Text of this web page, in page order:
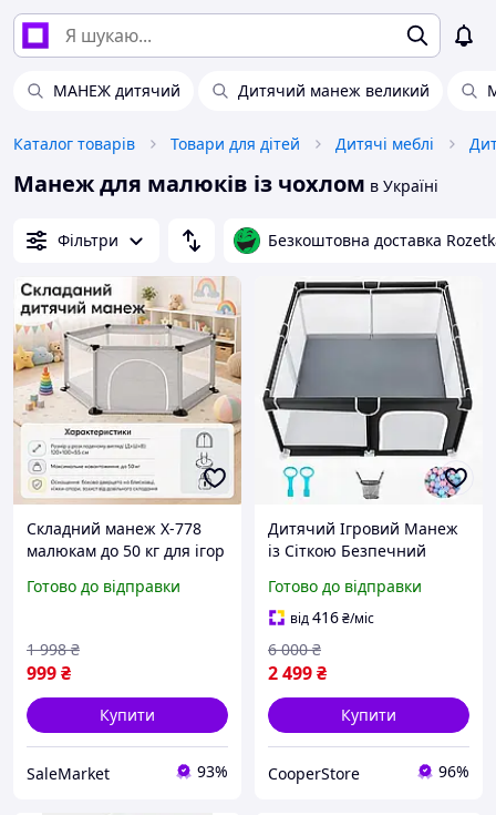
МАНЕЖ дитячий Дитячий манеж великий
Каталог товарів Товари для дітей Дитячі меблі
Манеж для малюків із чохлом в Україні
Фільтри Безкоштовна доставка
Складний манеж X-778
малюкам до 50 кг для ігор
міцністю та простим
Готово до відправки
999₴
1 998 ₴
Купити
SaleMarket 93%
Дитячий Ігровий Манеж
із Сіткою Безпечний
Готово до відправки
від416₴/міс
2 499₴
6 000 ₴
Купити
CooperStore 96%